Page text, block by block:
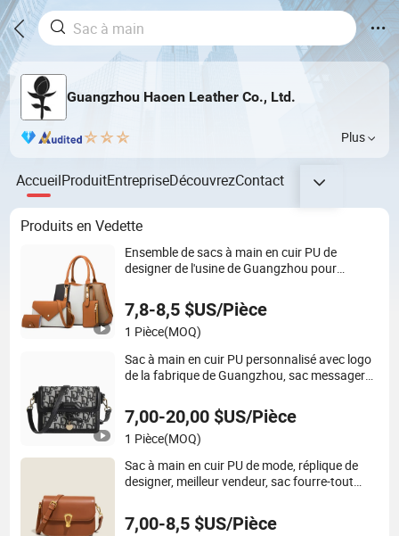
Guangzhou Haoen Leather Co., Ltd.
Plus
AccueilProduitEntrepriseDécouvrezContact
Produits en Vedette
Ensemble de sacs à main en cuir PU de
designer de l'usine de Guangzhou pour
dames
7,8-8,5 $US/Pièce
1 Pièce(MOQ)
Sac à main en cuir PU personnalisé avec logo
de la fabrique de Guangzhou, sac messager
femmes, cadeau pour dames
7,00-20,00 $US/Pièce
1 Pièce(MOQ)
Sac à main en cuir PU de mode, réplique de
designer, meilleur vendeur, sac fourre-tout
épaule pour dames
7,00-8,5 $US/Pièce